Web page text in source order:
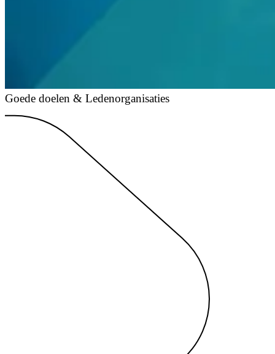
Goede doelen & Ledenorganisaties